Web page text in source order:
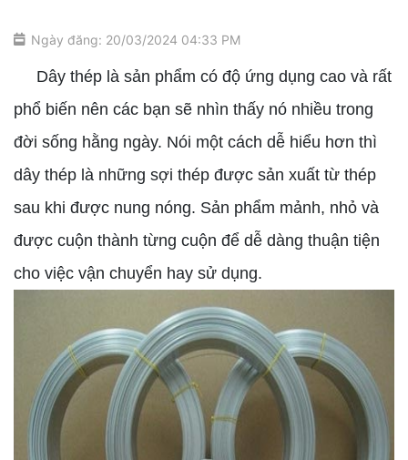
Ngày đăng: 20/03/2024 04:33 PM
Dây thép là sản phẩm có độ ứng dụng cao và rất
phổ biến nên các bạn sẽ nhìn thấy nó nhiều trong
đời sống hằng ngày. Nói một cách dễ hiểu hơn thì
dây thép là những sợi thép được sản xuất từ thép
sau khi được nung nóng. Sản phẩm mảnh, nhỏ và
được cuộn thành từng cuộn để dễ dàng thuận tiện
cho việc vận chuyển hay sử dụng.